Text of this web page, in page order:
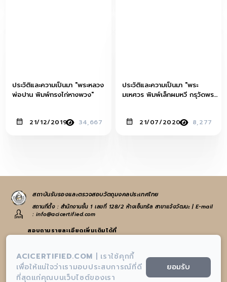
ประวัติและความเป็นมา "พระหลวง
พ่อปาน พิมพ์ทรงไก่หางพวง"
21/12/2019 34,667
ประวัติและความเป็นมา "พระ
มเหศวร พิมพ์เล็กผมหวี กรุวัดพระ
21/07/2020 8,277
สถาบันรับรองและตรวจสอบวัตถุมงคลประเทศไทย
สถานที่ตั้ง : สำนักงานชั้น 1 เลขที่ 128/2 ห้างเซ็นทรัล สาขาแจ้งวัฒนะ | E-mail
: info@acicertified.com
สอบถามรายละเอียดเพิ่มเติมได้ที่
:info@acicertified.com
:สถาบันรับรองและตรวจสอบวัตถุมงคลประเทศไทย-AIC
ACICERTIFIED.COM
เราใช้คุกกี้
เพื่อให้แน่ใจว่าเรามอบประสบการณ์ที่ดี
ที่สุดแก่คุณบนเว็บไซต์ของเรา
ยอมรับ